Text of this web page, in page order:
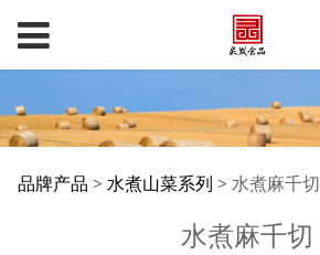
水煮麻千切
品牌产品 > 水煮山菜系列 > 水煮麻千切
水煮麻千切